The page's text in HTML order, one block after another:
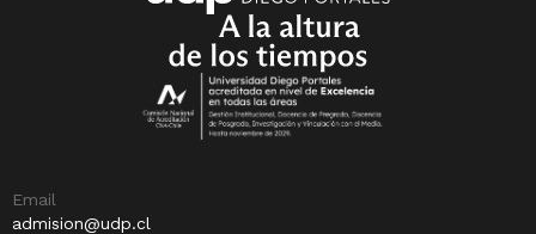
Email
admision@udp.cl